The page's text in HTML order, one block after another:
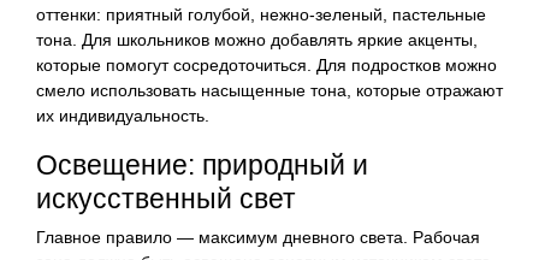
оттенки: приятный голубой, нежно-зеленый, пастельные
тона. Для школьников можно добавлять яркие акценты,
которые помогут сосредоточиться. Для подростков можно
смело использовать насыщенные тона, которые отражают
их индивидуальность.
Освещение: природный и
искусственный свет
Главное правило — максимум дневного света. Рабочая